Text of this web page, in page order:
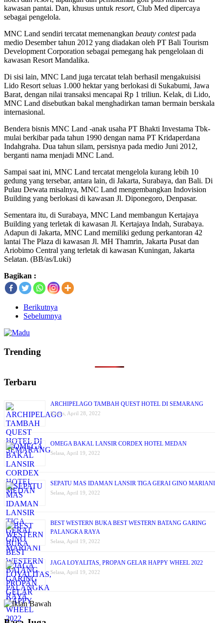
kawasan pantai. Dan, khusus untuk resort, Club Med dipercaya
sebagai pengelola.
MNC Land sendiri tercatat memenangkan beauty contestpada
medio Desember tahun 2012 yang diadakan oleh PT Bali Tourism
Development Corporation sebagai pemegang hak pengelolaan di
kawasan Resort Mandalika.
Di sisi lain, MNC Land juga tercatat telah berhasil mengakuisisi
Lido Resort seluas 1.000 hektar yang berlokasi di Sukabumi, Jawa
Barat, dengan nilai transaksi mencapai Rp 1 triliun. Kelak, di Lido,
MNC Land disebutkan bakal menghadirkan taman bermain berskala
internasional.
Bendera bisnis MNC Land -anak usaha PT Bhakti Investama Tbk-
mulai berkibar pada tahun 1990 dengan nama PT Kridaperdana
Indahgraha. Dua tahun silam, persisnya pada medio Juni 2012,
berganti nama menjadi MNC Land.
Sampai saat ini, MNC Land tercatat mengelola kurang lebih 10
gedung yang tersebar, antara lain, di Jakarta, Surabaya, dan Bali. Di
Pulau Dewata misalnya, MNC Land mengembangkan Indovision
Building yang berlokasi di kawasan Jl. Diponegoro, Denpasar.
Sementara itu, di Surabaya, MNC Land membangun Kertajaya
Building yang terletak di kawasan Jl. Kertajaya Indah, Surabaya.
Adapun di Jakarta, MNC Land memiliki gedung perkantoran 42
lantai The Plaza di kawasan Jl. MH Thamrin, Jakarta Pusat dan
Ariobimo Central yang terletak di kawasan Kuningan, Jakarta
Selatan. (BB/as/Luki)
Bagikan :
Berikutnya
Sebelumnya
Trending
Terbaru
ARCHIPELAGO TAMBAH QUEST HOTEL DI SEMARANG
Kamis, April 28, 2022
OMEGA BAKAL LANSIR CORDEX HOTEL MEDAN
Selasa, April 19, 2022
SEPATU MAS IDAMAN LANSIR TIGA GERAI GINO MARIANI
Selasa, April 19, 2022
BEST WESTERN BUKA BEST WESTERN BATANG GARING
PALANGKA RAYA
Selasa, April 19, 2022
JAGA LOYALITAS, PROPAN GELAR HAPPY WHEEL 2022
Selasa, April 19, 2022